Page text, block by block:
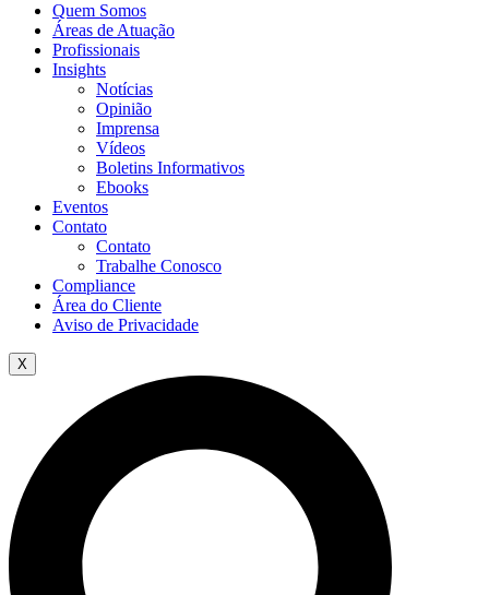
Quem Somos
Áreas de Atuação
Profissionais
Insights
Notícias
Opinião
Imprensa
Vídeos
Boletins Informativos
Ebooks
Eventos
Contato
Contato
Trabalhe Conosco
Compliance
Área do Cliente
Aviso de Privacidade
X